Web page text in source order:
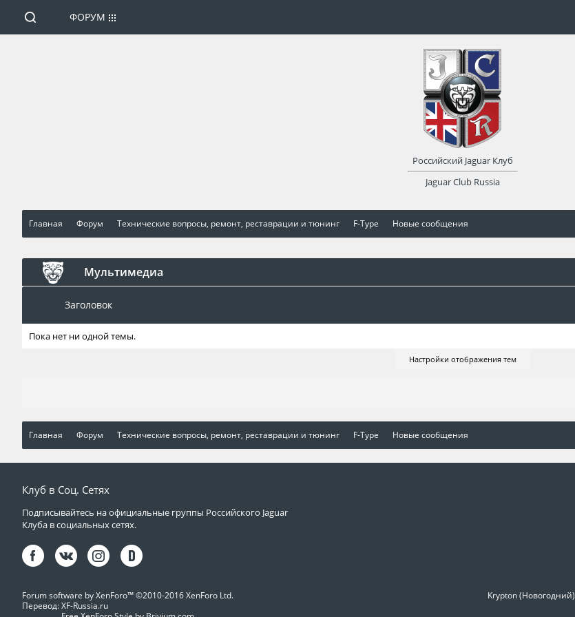
Главная Форум Технические вопросы, ремонт, реставрации и тюнинг F-Type Новые сообщения
Мультимедиа
Заголовок
Пока нет ни одной темы.
Настройки отображения тем
Главная Форум Технические вопросы, ремонт, реставрации и тюнинг F-Type Новые сообщения
ФОРУМ
Российский Jaguar Клуб
Jaguar Club Russia
Клуб в Соц. Сетях
Подписывайтесь на официальные группы Российского Jaguar
Клуба в социальных сетях.
Forum software by XenForo™©2010-2016 XenForo Ltd.
Перевод:XF-Russia.ru
Krypton (Новогодний)